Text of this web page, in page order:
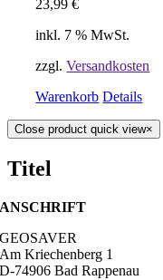
23,99€
inkl. 7 % MwSt.
zzgl.Versandkosten
Warenkorb Details
Close product quick view×
Titel
ANSCHRIFT
GEOSAVER
Am Kriechenberg 1
D-74906 Bad Rappenau